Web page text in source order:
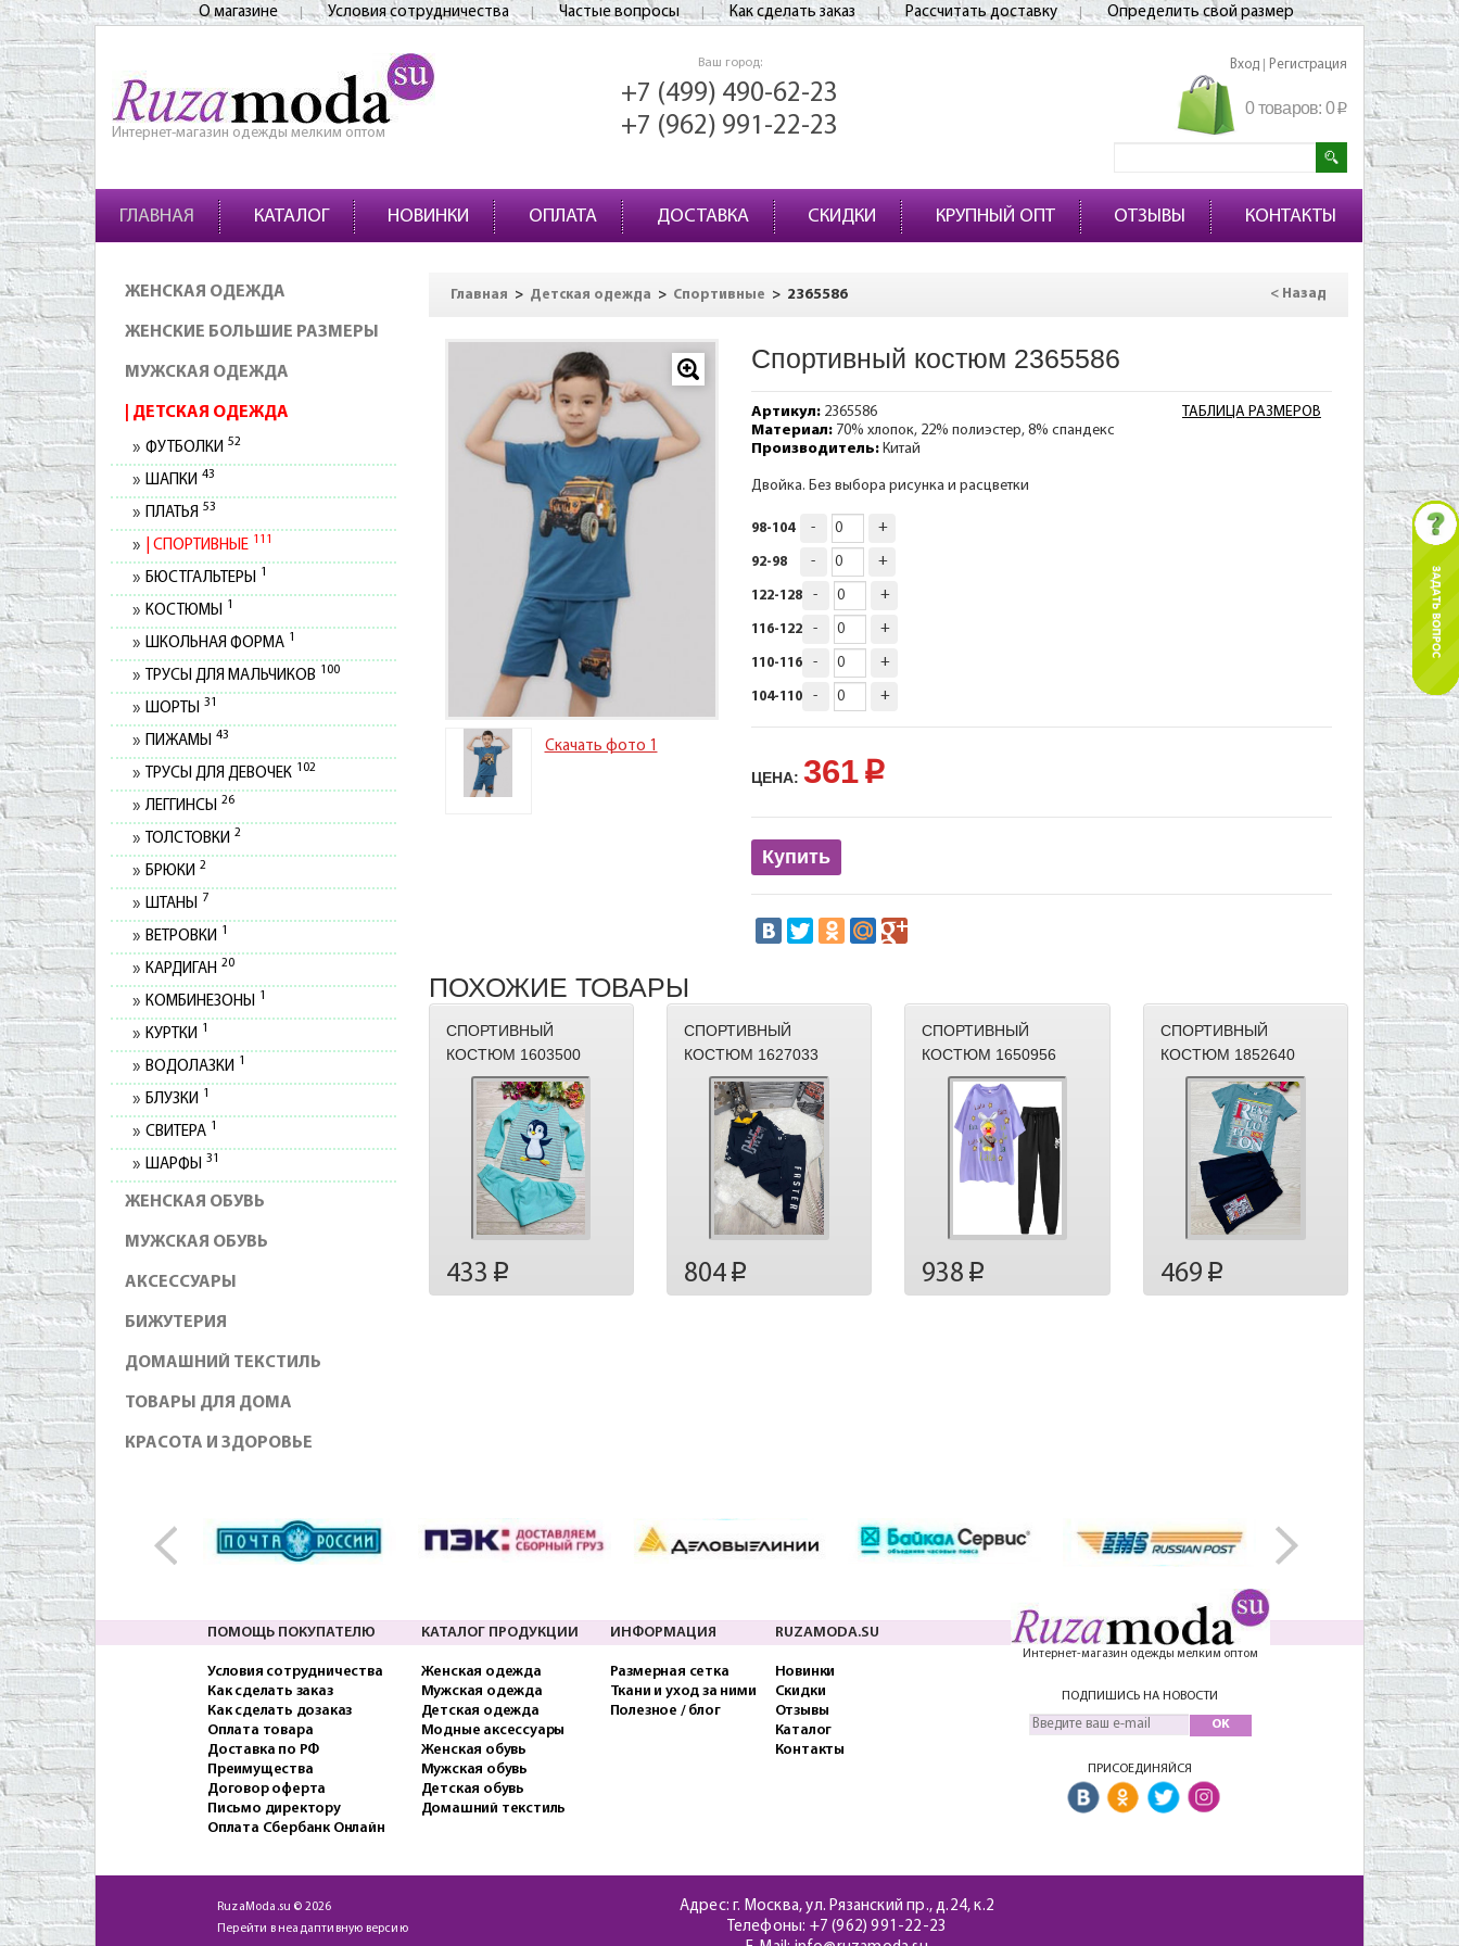
О магазине Условия сотрудничества Частые вопросы Как сделать заказ Рассчитать доставку Определить свой размер
Интернет-магазин одежды мелким оптом
Ваш город:
+7 (499) 490-62-23
+7 (962) 991-22-23
Вход Регистрация
0 товаров: 0p
ГЛАВНАЯ КАТАЛОГ НОВИНКИ ОПЛАТА ДОСТАВКА СКИДКИ КРУПНЫЙ ОПТ ОТЗЫВЫ КОНТАКТЫ
ЖЕНСКАЯ ОДЕЖДА
ЖЕНСКИЕ БОЛЬШИЕ РАЗМЕРЫ
МУЖСКАЯ ОДЕЖДА
ДЕТСКАЯ ОДЕЖДА
ФУТБОЛКИ 52
ШАПКИ 43
ПЛАТЬЯ 53
СПОРТИВНЫЕ 111
БЮСТГАЛЬТЕРЫ 1
КОСТЮМЫ 1
ШКОЛЬНАЯ ФОРМА 1
ТРУСЫ ДЛЯ МАЛЬЧИКОВ 100
ШОРТЫ 31
ПИЖАМЫ 43
ТРУСЫ ДЛЯ ДЕВОЧЕК 102
ЛЕГГИНСЫ 26
ТОЛСТОВКИ 2
БРЮКИ 2
ШТАНЫ 7
ВЕТРОВКИ 1
КАРДИГАН 20
КОМБИНЕЗОНЫ 1
КУРТКИ 1
ВОДОЛАЗКИ 1
БЛУЗКИ 1
СВИТЕРА 1
ШАРФЫ 31
ЖЕНСКАЯ ОБУВЬ
МУЖСКАЯ ОБУВЬ
АКСЕССУАРЫ
БИЖУТЕРИЯ
ДОМАШНИЙ ТЕКСТИЛЬ
ТОВАРЫ ДЛЯ ДОМА
КРАСОТА И ЗДОРОВЬЕ
Главная > Детская одежда > Спортивные > 2365586 < Назад
Скачать фото 1
Спортивный костюм 2365586
ТАБЛИЦА РАЗМЕРОВ
Артикул:2365586
Материал:70% хлопок, 22% полиэстер, 8% спандекс
Производитель:Китай
Двойка. Без выбора рисунка и расцветки
98-104 - +
92-98 - +
122-128 - +
116-122 - +
110-116 - +
104-110 - +
ЦЕНА: 361 p
Купить
ПОХОЖИЕ ТОВАРЫ
СПОРТИВНЫЙ
КОСТЮМ 1603500
433 p
СПОРТИВНЫЙ
КОСТЮМ 1627033
804p
СПОРТИВНЫЙ
КОСТЮМ 1650956
938 p
СПОРТИВНЫЙ
КОСТЮМ 1852640
469 p
ПОМОЩЬ ПОКУПАТЕЛЮ
Условия сотрудничества
Как сделать заказ
Как сделать дозаказ
Оплата товара
Доставка по РФ
Преимущества
Договор оферта
Письмо директору
Оплата Сбербанк Онлайн
КАТАЛОГ ПРОДУКЦИИ
Женская одежда
Мужская одежда
Детская одежда
Модные аксессуары
Женская обувь
Мужская обувь
Детская обувь
Домашний текстиль
ИНФОРМАЦИЯ
Размерная сетка
Ткани и уход за ними
Полезное / блог
RUZAMODA.SU
Новинки
Скидки
Отзывы
Каталог
Контакты
Интернет-магазин одежды мелким оптом
ПОДПИШИСЬ НА НОВОСТИ
OK
ПРИСОЕДИНЯЙСЯ
RuzaModa.su © 2026
Перейти в неадаптивную версию
Адрес: г. Москва, ул. Рязанский пр., д.24, к.2
Телефоны: +7 (962) 991-22-23